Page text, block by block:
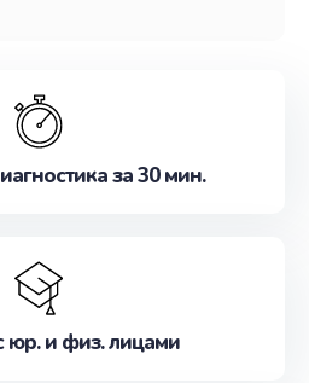
за 30 мин.
юр. и физ. лицами